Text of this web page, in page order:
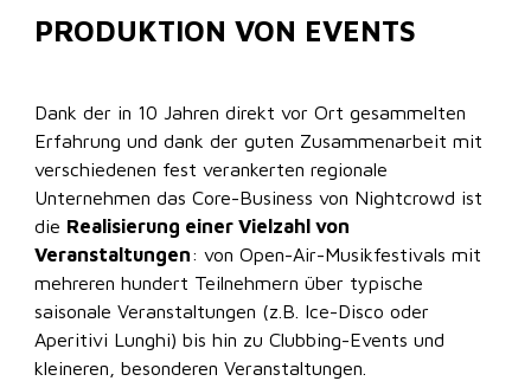
PRODUKTION VON EVENTS
Dank der in 10 Jahren direkt vor Ort gesammelten
Erfahrung und dank der guten Zusammenarbeit mit
verschiedenen fest verankerten regionale
Unternehmen das Core-Business von Nightcrowd ist
die Realisierung einer Vielzahl von
Veranstaltungen: von Open-Air-Musikfestivals mit
mehreren hundert Teilnehmern über typische
saisonale Veranstaltungen (z.B. Ice-Disco oder
Aperitivi Lunghi) bis hin zu Clubbing-Events und
kleineren, besonderen Veranstaltungen.